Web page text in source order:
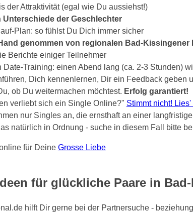
der Attraktivität (egal wie Du aussiehst!)
Unterschiede der Geschlechter
Plan: so fühlst Du Dich immer sicher
genommen von regionalen Bad-Kissingener
Berichte einiger Teilnehmer
Date-Training: einen Abend lang (ca. 2-3 Stunden)
Dich kennenlernen, Dir ein Feedback
ob Du weitermachen möchtest. Erfolg garantiert!
verliebt sich ein Single Online?" Stimmt nicht!
nur Singles an, die ernsthaft an einer
natürlich in Ordnung - suche in diesem Fall bitte
für Deine Grosse Liebe
für glückliche Paare in
hilft Dir gerne bei der Partnersuche -